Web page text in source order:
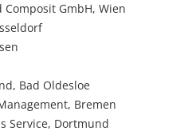
Composit GmbH, Wien
Bad Oldesloe
Bremen
Service, Dortmund